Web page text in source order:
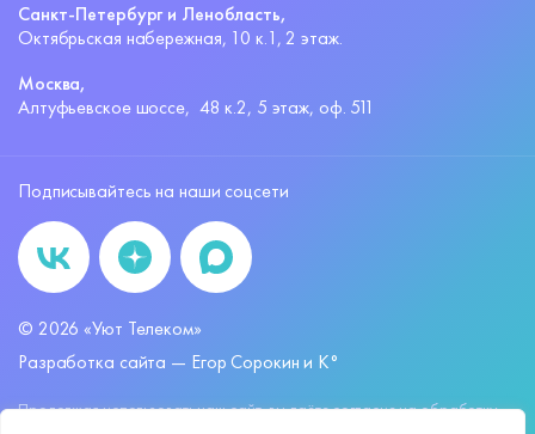
Санкт-Петербург и Ленобласть,
Октябрьская набережная, 10 к.1, 2 этаж.
Москва,
Алтуфьевское шоссе, 48 к.2, 5 этаж, оф. 511
Подписывайтесь на наши соцсети
© 2026 «Уют Телеком»
Разработка сайта — Егор Сорокин и K°
Продолжая использовать наш сайт, вы даёте согласие на обработку